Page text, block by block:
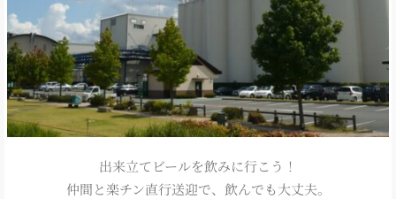
出来立てビールを飲みに行こう！
仲間と楽チン直行送迎で、飲んでも大丈夫。